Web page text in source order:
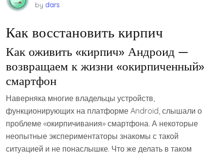
by dars
Как восстановить кирпич
Как оживить «кирпич» Андроид —
возвращаем к жизни «окирпиченный»
смартфон
Наверняка многие владельцы устройств,
функционирующих на платформе Android, слышали о
проблеме «окирпичивания» смартфона. А некоторые
неопытные экспериментаторы знакомы с такой
ситуацией и не понаслышке. Что же делать в таком